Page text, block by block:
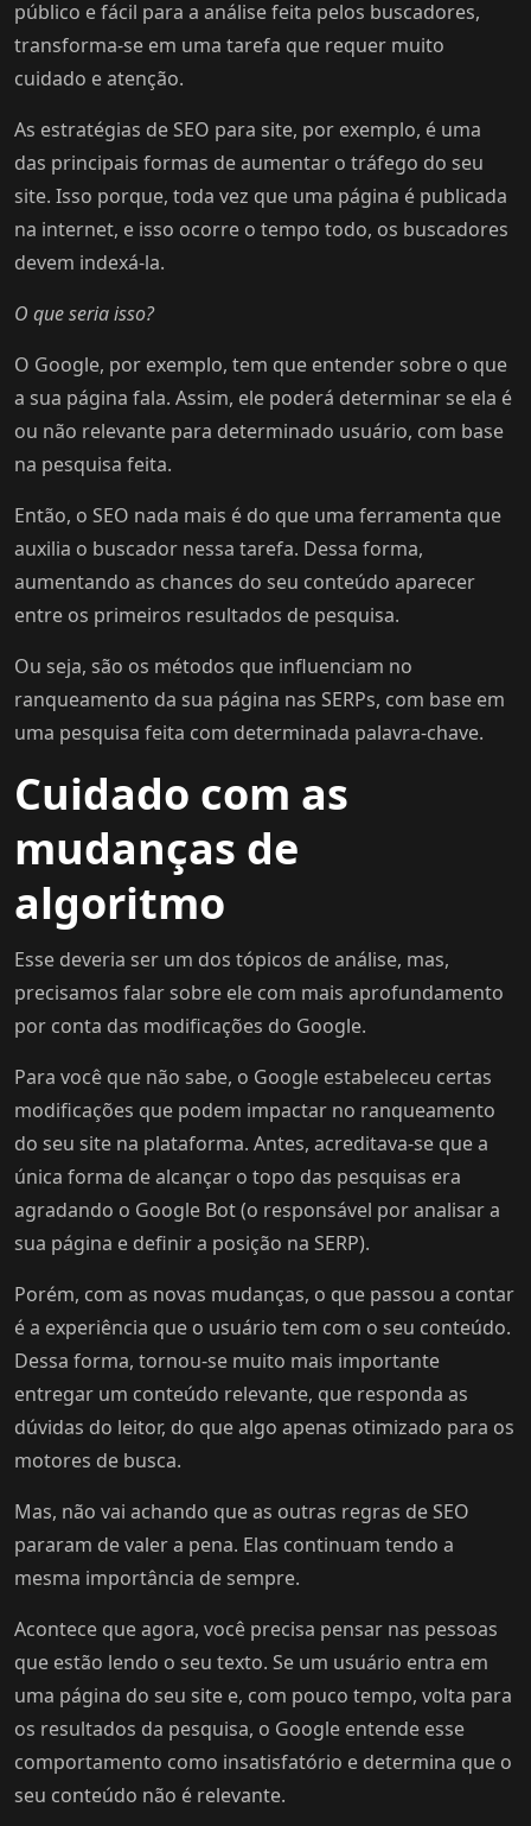
público e fácil para a análise feita pelos buscadores,
transforma-se em uma tarefa que requer muito
cuidado e atenção.
As estratégias de SEO para site, por exemplo, é uma
das principais formas de aumentar o tráfego do seu
site. Isso porque, toda vez que uma página é publicada
na internet, e isso ocorre o tempo todo, os buscadores
devem indexá-la.
O que seria isso?
O Google, por exemplo, tem que entender sobre o que
a sua página fala. Assim, ele poderá determinar se ela é
ou não relevante para determinado usuário, com base
na pesquisa feita.
Então, o SEO nada mais é do que uma ferramenta que
auxilia o buscador nessa tarefa. Dessa forma,
aumentando as chances do seu conteúdo aparecer
entre os primeiros resultados de pesquisa.
Ou seja, são os métodos que influenciam no
ranqueamento da sua página nas SERPs, com base em
uma pesquisa feita com determinada palavra-chave.
Cuidado com as
mudanças de
algoritmo
Esse deveria ser um dos tópicos de análise, mas,
precisamos falar sobre ele com mais aprofundamento
por conta das modificações do Google.
Para você que não sabe, o Google estabeleceu certas
modificações que podem impactar no ranqueamento
do seu site na plataforma. Antes, acreditava-se que a
única forma de alcançar o topo das pesquisas era
agradando o Google Bot (o responsável por analisar a
sua página e definir a posição na SERP).
Porém, com as novas mudanças, o que passou a contar
é a experiência que o usuário tem com o seu conteúdo.
Dessa forma, tornou-se muito mais importante
entregar um conteúdo relevante, que responda as
dúvidas do leitor, do que algo apenas otimizado para os
motores de busca.
Mas, não vai achando que as outras regras de SEO
pararam de valer a pena. Elas continuam tendo a
mesma importância de sempre.
Acontece que agora, você precisa pensar nas pessoas
que estão lendo o seu texto. Se um usuário entra em
uma página do seu site e, com pouco tempo, volta para
os resultados da pesquisa, o Google entende esse
comportamento como insatisfatório e determina que o
seu conteúdo não é relevante.